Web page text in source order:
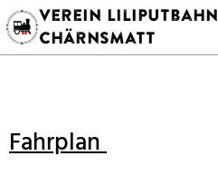
Verein Liliputbahn
Chärnsmatt
Fahrplan